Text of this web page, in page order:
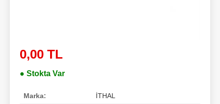
0,00 TL
● Stokta Var
Marka: İTHAL